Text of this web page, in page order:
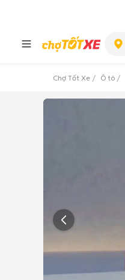
Chợ Tốt Xe Ô tô